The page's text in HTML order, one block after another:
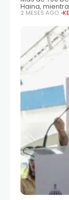
Haina,
Gautier, Villa
2 MESES AGO